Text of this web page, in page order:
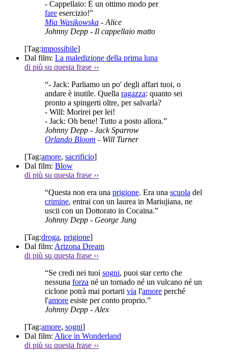
- Cappellaio: È un ottimo modo per
fare esercizio!”
Mia Wasikowska - Alice
Johnny Depp - Il cappellaio matto
[Tag:impossibile]
Dal film: La maledizione della prima luna
di più su questa frase ››
“- Jack: Parliamo un po' degli affari tuoi, o
andare è inutile. Quella ragazza: quanto sei
pronto a spingerti oltre, per salvarla?
- Will: Morirei per lei!
- Jack: Oh bene! Tutto a posto allora.”
Johnny Depp - Jack Sparrow
Orlando Bloom - Will Turner
[Tag:amore, sacrificio]
Dal film: Blow
di più su questa frase ››
“Questa non era una prigione. Era una scuola del
crimine, entrai con un laurea in Mariujiana, ne
uscii con un Dottorato in Cocaina.”
Johnny Depp - George Jung
[Tag:droga, prigione]
Dal film: Arizona Dream
di più su questa frase ››
“Se credi nei tuoi sogni, puoi star certo che
nessuna forza né un tornado né un vulcano né un
ciclone potrà mai portarti via l'amore perché
l'amore esiste per conto proprio.”
Johnny Depp - Alex
[Tag:amore, sogni]
Dal film: Alice in Wonderland
di più su questa frase ››